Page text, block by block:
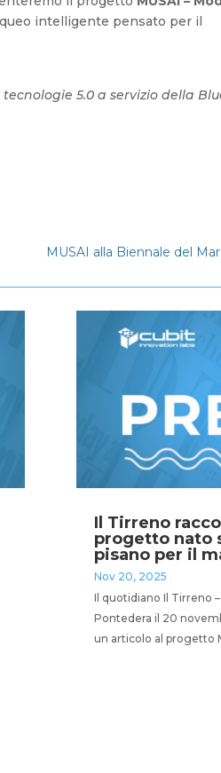
intelligente pensato per il
5.0 a servizio della
MUSAI alla Biennale del
Il Tirreno
progetto nato
pisano per il
Nov 20, 2025
Il quotidiano Il Tirreno
Pontedera il 20
un articolo al progetto